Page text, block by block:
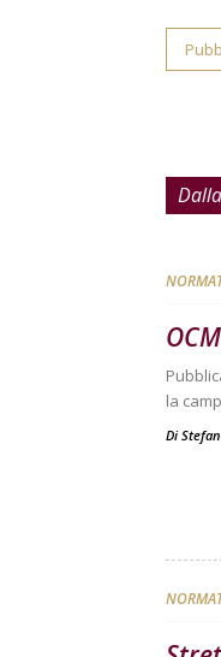
la
Di